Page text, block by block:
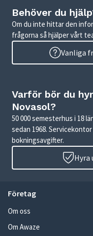
Behöver du
Om du inte hittar den
frågorna så hjälper vårt
Vanliga
Varför bör du
Novasol?
50 000 semesterhus i 18
sedan 1968.
bokningsavgifter.
Hyra
Företag
Om oss
Om Awaze